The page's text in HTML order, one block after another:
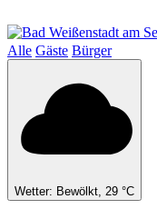
zum
Inhalt
Alle Gäste Bürger
Wetter: Bewölkt, 29 °C